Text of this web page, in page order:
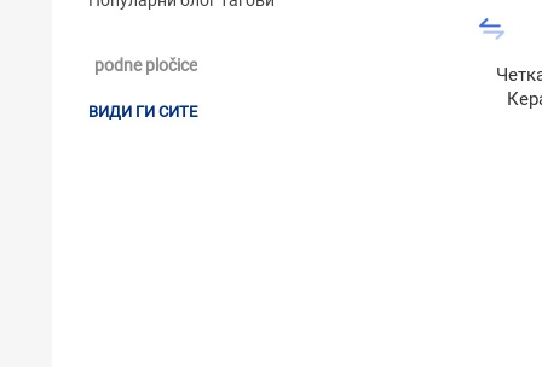
podne pločice
ВИДИ ГИ СИТЕ